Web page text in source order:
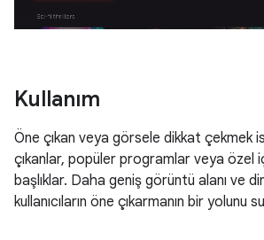
Kullanım
Öne çıkan veya görsele dikkat çekmek
çıkanlar, popüler programlar veya özel
başlıklar. Daha geniş görüntü alanı ve
kullanıcıların öne çıkarmanın bir yolunu